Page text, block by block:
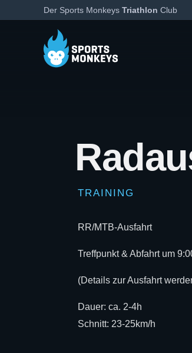
Der Sports Monkeys Triathlon Club
TRAINING
RR/MTB-Ausfahrt
Treffpunkt & Abfahrt um
(Details zur Ausfahrt
Dauer: ca. 2-4h
Schnitt: 23-25km/h